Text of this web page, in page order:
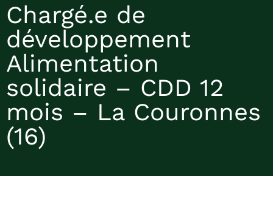
Chargé.e de
développement
Alimentation
solidaire – CDD 12
mois – La Couronnes
(16)